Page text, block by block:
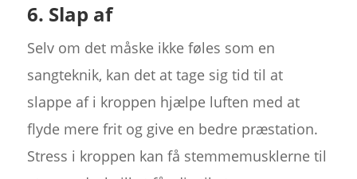
6. Slap af
Selv om det måske ikke føles som en
sangteknik, kan det at tage sig tid til at
slappe af i kroppen hjælpe luften med at
flyde mere frit og give en bedre præstation.
Stress i kroppen kan få stemmemusklerne til